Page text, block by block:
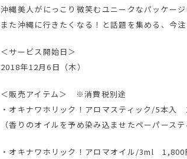
沖縄美人がにっこり微笑むユニークなパッケー
また沖縄に行きたくなる！と話題を集める、今注
＜サービス開始日＞
2018年12月6日（木）
＜販売アイテム＞ ※消費税別途
・オキナワホリック！アロマスティック/5本入
（香りのオイルを予め染み込ませたペーパーステ
・オキナワホリック！アロマオイル/3ml 1,800